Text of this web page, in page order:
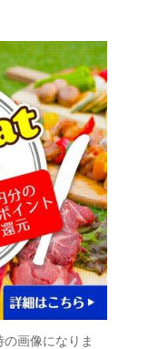
画像になりま